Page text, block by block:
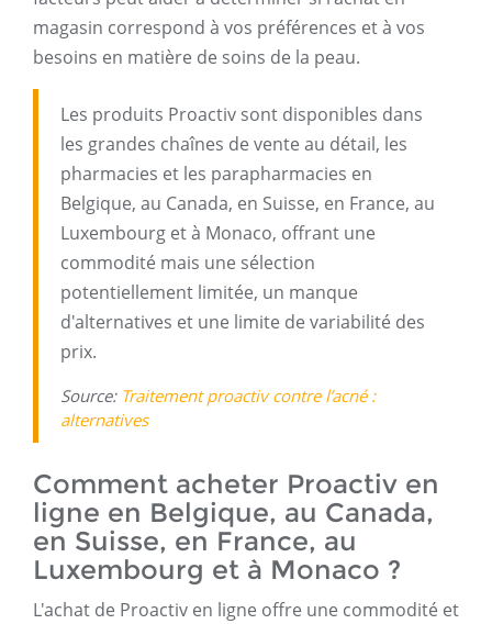
magasin correspond à vos préférences et à vos
besoins en matière de soins de la peau.
Les produits Proactiv sont disponibles dans
les grandes chaînes de vente au détail, les
pharmacies et les parapharmacies en
Belgique, au Canada, en Suisse, en France, au
Luxembourg et à Monaco, offrant une
commodité mais une sélection
potentiellement limitée, un manque
d'alternatives et une limite de variabilité des
prix.
Source: Traitement proactiv contre l’acné :
alternatives
Comment acheter Proactiv en
ligne en Belgique, au Canada,
en Suisse, en France, au
Luxembourg et à Monaco ?
L'achat de Proactiv en ligne offre une commodité et